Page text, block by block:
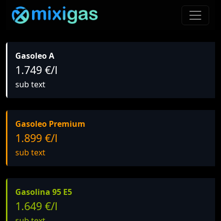
Gasoleo A
1.749 €/l
sub text
Gasoleo Premium
1.899 €/l
sub text
Gasolina 95 E5
1.649 €/l